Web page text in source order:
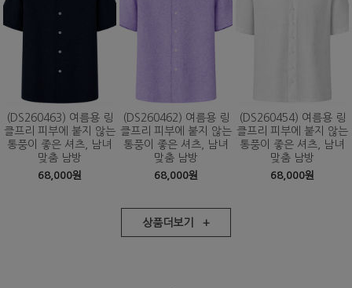
(DS260463) 여름용 링
클프리 피부에 붙지 않는
통풍이 좋은 셔츠, 남녀
맞춤 남방
68,000원
(DS260462) 여름용 링
클프리 피부에 붙지 않는
통풍이 좋은 셔츠, 남녀
맞춤 남방
68,000원
(DS260454) 여름용 링
클프리 피부에 붙지 않는
통풍이 좋은 셔츠, 남녀
맞춤 남방
68,000원
상품더보기 +